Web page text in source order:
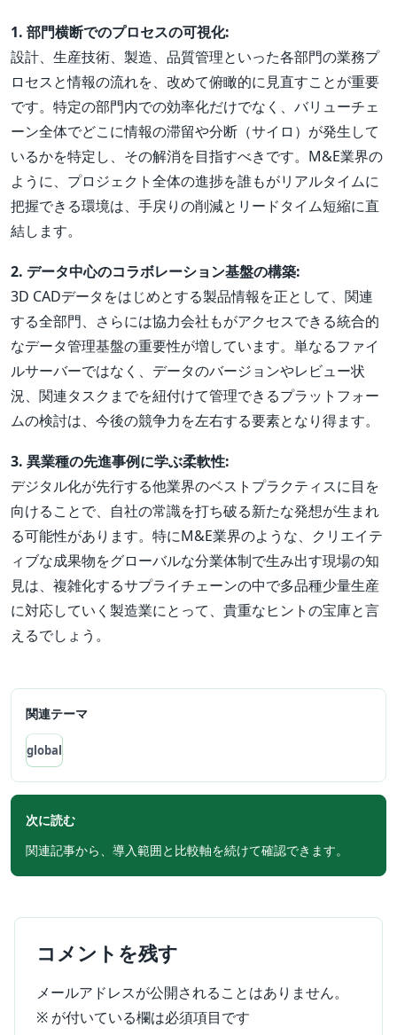
1. 部門横断でのプロセスの可視化:
設計、生産技術、製造、品質管理といった各部門の業務プ
ロセスと情報の流れを、改めて俯瞰的に見直すことが重要
です。特定の部門内での効率化だけでなく、バリューチェ
ーン全体でどこに情報の滞留や分断（サイロ）が発生して
いるかを特定し、その解消を目指すべきです。M&E業界の
ように、プロジェクト全体の進捗を誰もがリアルタイムに
把握できる環境は、手戻りの削減とリードタイム短縮に直
結します。
2. データ中心のコラボレーション基盤の構築:
3D CADデータをはじめとする製品情報を正として、関連
する全部門、さらには協力会社もがアクセスできる統合的
なデータ管理基盤の重要性が増しています。単なるファイ
ルサーバーではなく、データのバージョンやレビュー状
況、関連タスクまでを紐付けて管理できるプラットフォー
ムの検討は、今後の競争力を左右する要素となり得ます。
3. 異業種の先進事例に学ぶ柔軟性:
デジタル化が先行する他業界のベストプラクティスに目を
向けることで、自社の常識を打ち破る新たな発想が生まれ
る可能性があります。特にM&E業界のような、クリエイテ
ィブな成果物をグローバルな分業体制で生み出す現場の知
見は、複雑化するサプライチェーンの中で多品種少量生産
に対応していく製造業にとって、貴重なヒントの宝庫と言
えるでしょう。
関連テーマ
global
次に読む
関連記事から、導入範囲と比較軸を続けて確認できます。
コメントを残す
メールアドレスが公開されることはありません。
※ が付いている欄は必須項目です